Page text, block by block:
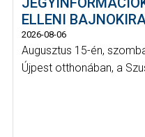
ELLENI
2026-08-06
Augusztus 15-én,
Újpest otthonában, a